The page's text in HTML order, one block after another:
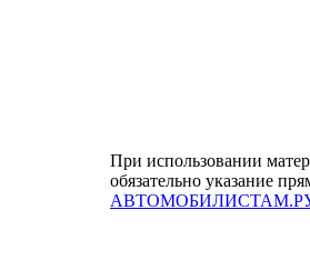
При использовании
обязательно указание